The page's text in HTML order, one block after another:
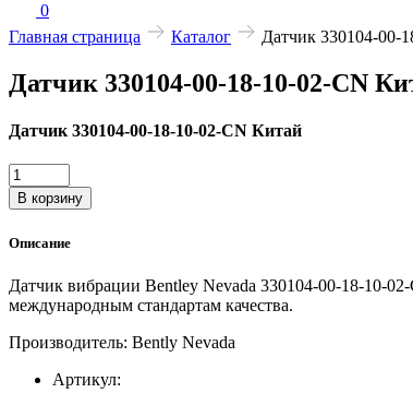
0
Главная страница
Каталог Датчик 330104-00-
Датчик 330104-00-18-10-02-CN
Датчик 330104-00-18-10-02-CN Китай
Количество
товара
Датчик
00-
10-
02-
Китай
В корзину
Описание
Датчик вибрации Bentley Nevada 330104-00-18-10-
международным стандартам качества.
Производитель: Bently Nevada
Артикул: